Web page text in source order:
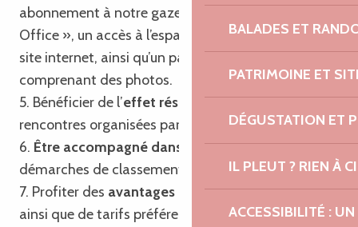
BALADES ET
PATRIMOINE ET
DÉGUSTATION ET
IL PLEUT ? RIEN À
ACCESSIBILITÉ :
abonnement à notre gazette « Trégor Post
Office », un accès à l’espace professionnel de notre
site internet, ainsi qu’un pack communication
comprenant des photos.
5. Bénéficier de l’effet réseau
en participant aux
rencontres organisées par l’Office de Tourisme.
6. Être accompagné dans vos projetset
démarches de classement et de labellisation.
7. Profiter des avantages du passeport privilège
ainsi que de tarifs préférentiels sur nos produits